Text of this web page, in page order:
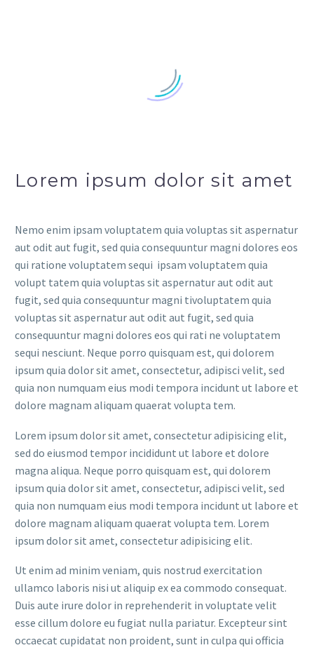
Lorem ipsum dolor sit amet
Nemo enim ipsam voluptatem quia voluptas sit aspernatur
aut odit aut fugit, sed quia consequuntur magni dolores eos
qui ratione voluptatem sequi ipsam voluptatem quia
volupt tatem quia voluptas sit aspernatur aut odit aut
fugit, sed quia consequuntur magni tivoluptatem quia
voluptas sit aspernatur aut odit aut fugit, sed quia
consequuntur magni dolores eos qui rati ne voluptatem
sequi nesciunt. Neque porro quisquam est, qui dolorem
ipsum quia dolor sit amet, consectetur, adipisci velit, sed
quia non numquam eius modi tempora incidunt ut labore et
dolore magnam aliquam quaerat volupta tem.
Lorem ipsum dolor sit amet, consectetur adipisicing elit,
sed do eiusmod tempor incididunt ut labore et dolore
magna aliqua. Neque porro quisquam est, qui dolorem
ipsum quia dolor sit amet, consectetur, adipisci velit, sed
quia non numquam eius modi tempora incidunt ut labore et
dolore magnam aliquam quaerat volupta tem. Lorem
ipsum dolor sit amet, consectetur adipisicing elit.
Ut enim ad minim veniam, quis nostrud exercitation
ullamco laboris nisi ut aliquip ex ea commodo consequat.
Duis aute irure dolor in reprehenderit in voluptate velit
esse cillum dolore eu fugiat nulla pariatur. Excepteur sint
occaecat cupidatat non proident, sunt in culpa qui officia